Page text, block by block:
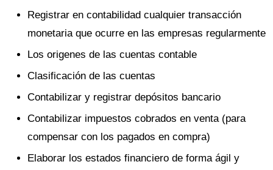
Registrar en contabilidad cualquier transacción
monetaria que ocurre en las empresas regularmente
Los origenes de las cuentas contable
Clasificación de las cuentas
Contabilizar y registrar depósitos bancario
Contabilizar impuestos cobrados en venta (para
compensar con los pagados en compra)
Elaborar los estados financiero de forma ágil y